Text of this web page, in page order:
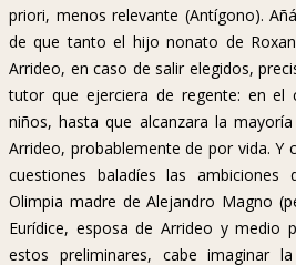
priori, menos relevante (Antígono).
de que tanto el hijo nonato de
Arrideo, en caso de salir elegidos,
tutor que ejerciera de regente: en el
niños, hasta que alcanzara la
Arrideo, probablemente de por vida. Y
cuestiones baladíes las ambiciones
Olimpia madre de Alejandro Magno
Eurídice, esposa de Arrideo y medio
estos preliminares, cabe imaginar